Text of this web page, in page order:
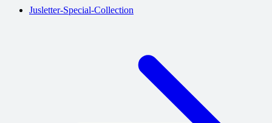
Jusletter-Special-Collection